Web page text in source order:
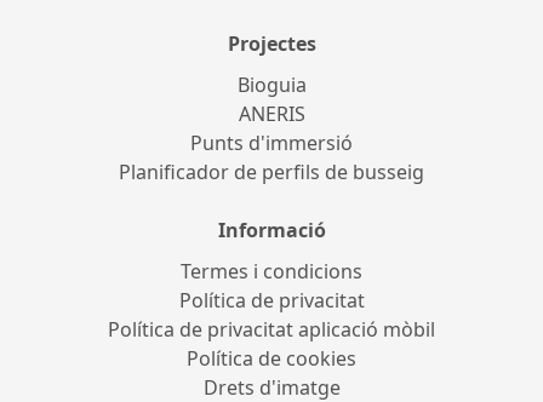
Projectes
Bioguia
ANERIS
Punts d'immersió
Planificador de perfils de busseig
Informació
Termes i condicions
Política de privacitat
Política de privacitat aplicació mòbil
Política de cookies
Drets d'imatge